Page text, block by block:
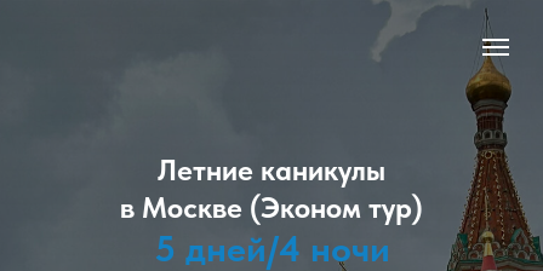
Летние каникулы
в Москве (Эконом тур)
5 дней/4 ночи